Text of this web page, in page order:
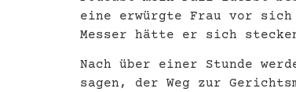
eine erwürgte Frau vor
Messer hätte er sich
Nach über einer Stunde
sagen, der Weg zur